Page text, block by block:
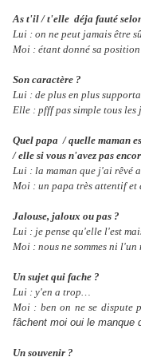
As t'il / t'elle déja fauté
Lui : on ne peut jamais être
Moi : étant donné sa
Son caractère ?
Lui : de plus en plus
Elle : pfff pas simple tous les
Quel papa / quelle maman
/ elle si vous n'avez pas
Lui : la maman que j'ai rêvé
Moi : un papa très attentif et
Jalouse, jaloux ou pas ?
Lui : je pense qu'elle l'est
Moi : nous ne sommes ni
Un sujet qui fache ?
Lui : y'en a trop…
Moi : ben on ne se dispute
fâchent moi oui le manque
Un souvenir ?